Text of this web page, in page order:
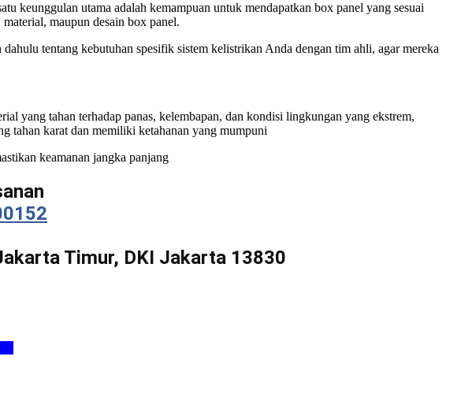
keunggulan utama adalah kemampuan untuk mendapatkan box panel yang sesuai
maupun desain box panel.
tentang kebutuhan spesifik sistem kelistrikan Anda dengan tim ahli, agar mereka
yang tahan terhadap panas, kelembapan, dan kondisi lingkungan yang ekstrem,
tahan karat dan memiliki ketahanan yang mumpuni
keamanan jangka panjang
Timur, DKI Jakarta 13830